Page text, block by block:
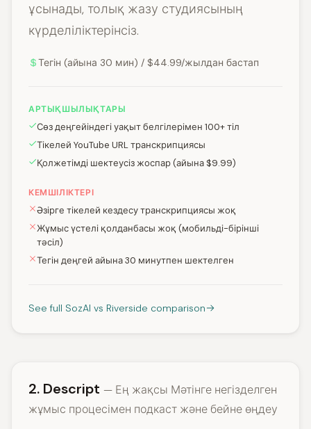
ұсынады, толық жазу студиясының
күрделіліктерінсіз.
Тегін (айына 30 мин) / $44.99/жылдан бастап
АРТЫҚШЫЛЫҚТАРЫ
Сөз деңгейіндегі уақыт белгілерімен 100+ тіл
Тікелей YouTube URL транскрипциясы
Қолжетімді шектеусіз жоспар (айына $9.99)
КЕМШІЛІКТЕРІ
Әзірге тікелей кездесу транскрипциясы жоқ
Жұмыс үстелі қолданбасы жоқ (мобильді-бірінші
тәсіл)
Тегін деңгей айына 30 минутпен шектелген
See full SozAI vs Riverside comparison
2. Descript — Ең жақсы Мәтінге негізделген
жұмыс процесімен подкаст және бейне өңдеу